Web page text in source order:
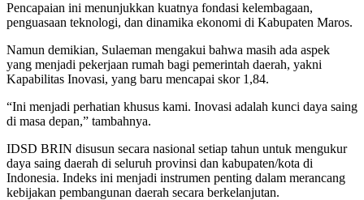
Pencapaian ini menunjukkan kuatnya fondasi kelembagaan,
penguasaan teknologi, dan dinamika ekonomi di Kabupaten Maros.
Namun demikian, Sulaeman mengakui bahwa masih ada aspek
yang menjadi pekerjaan rumah bagi pemerintah daerah, yakni
Kapabilitas Inovasi, yang baru mencapai skor 1,84.
“Ini menjadi perhatian khusus kami. Inovasi adalah kunci daya saing
di masa depan,” tambahnya.
IDSD BRIN disusun secara nasional setiap tahun untuk mengukur
daya saing daerah di seluruh provinsi dan kabupaten/kota di
Indonesia. Indeks ini menjadi instrumen penting dalam merancang
kebijakan pembangunan daerah secara berkelanjutan.